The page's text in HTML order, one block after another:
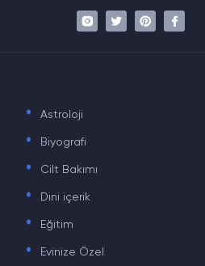
. Astroloji
. Biyografi
. Cilt Bakımı
. Dini içerik
. Eğitim
. Evinize Özel